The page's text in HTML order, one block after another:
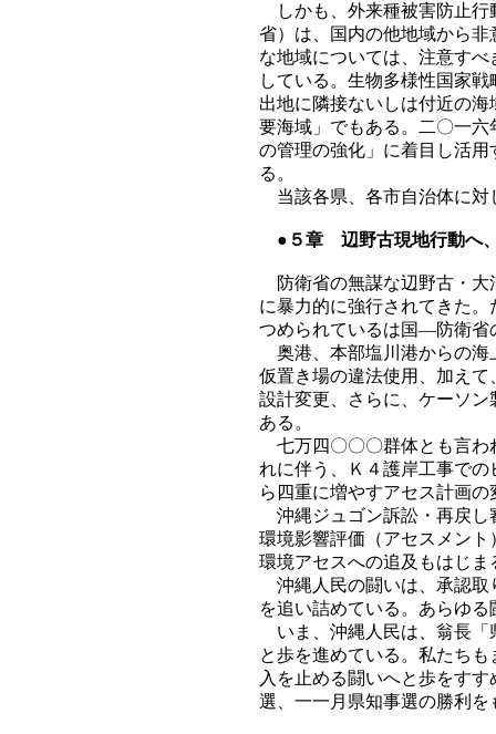
しかも、外来種被害防止行
省）は、国内の他地域から
な地域については、注意す
している。生物多様性国家
出地に隣接ないしは付近の
要海域」でもある。二〇一
の管理の強化」に着目し活
る。
当該各県、各市自治体に対
●５章 辺野古現地行動へ
防衛省の無謀な辺野古・大
に暴力的に強行されてきた
つめられているは国―防衛省
奥港、本部塩川港からの海
仮置き場の違法使用、加え
設計変更、さらに、ケーソ
ある。
七万四〇〇〇群体とも言わ
れに伴う、Ｋ４護岸工事で
ら四重に増やすアセス計画
沖縄ジュゴン訴訟・再戻し
環境影響評価（アセスメン
環境アセスへの追及もはじま
沖縄人民の闘いは、承認取
を追い詰めている。あらゆ
いま、沖縄人民は、翁長「
と歩を進めている。私たち
入を止める闘いへと歩をす
選、一一月県知事選の勝利を